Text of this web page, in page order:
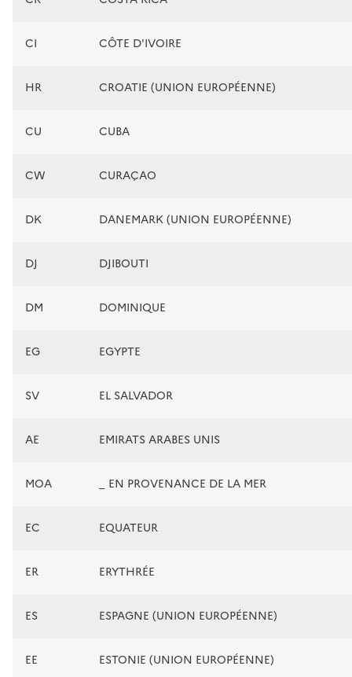
CI CÔTE D'IVOIRE
HR CROATIE (UNION EUROPÉENNE)
CU CUBA
CW CURAÇAO
DK DANEMARK (UNION EUROPÉENNE)
DJ DJIBOUTI
DM DOMINIQUE
EG EGYPTE
SV EL SALVADOR
AE EMIRATS ARABES UNIS
MOA _ EN PROVENANCE DE LA MER
EC EQUATEUR
ER ERYTHRÉE
ES ESPAGNE (UNION EUROPÉENNE)
EE ESTONIE (UNION EUROPÉENNE)